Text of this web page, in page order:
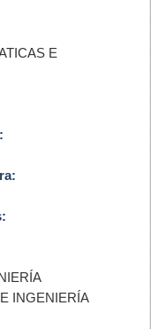
E
INGENIERÍA